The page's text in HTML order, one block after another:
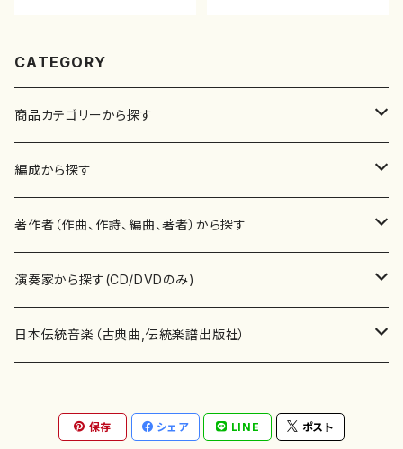
CATEGORY
商品カテゴリーから探す
楽譜
書籍
書籍
テキストブック
CD・DVD
チケット
邦楽ジャーナル
レコード
編成から探す
邦楽器
箏・琴（ソロ）
箏・琴（合奏）
三味線（合奏）
合唱
混声合唱
男声合唱
歌・声
ピアノ（ソロ）
洋楽器（弦楽器）
著作者（作曲、作詩、編曲、著者）から探す
あ行
青木省三(アオキ ショウゾウ)
秋山健治(アキヤマ ケンジ）
か行
蔭山滸山(カゲヤマ キョザン)
斉藤松声(サイトウ ショウセイ)
演奏家から探す(CD/DVDのみ)
邦楽（箏、三味線、尺八等）演奏家
石川高（笙）
應和惠子（声楽・ソプラノ）
洋楽-鍵盤楽器（ピアノ、オルガン等）演奏家
日本伝統音楽（古典曲,伝統楽譜出版社）
宮城道雄（宮城宗家監修）
地歌箏曲（三絃古典楽譜）
保存 シェア LINE ポスト